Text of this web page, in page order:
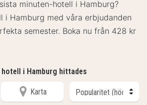
minuten-hotell i Hamburg?
i Hamburg med våra erbjudanden
semester. Boka nu från 428 kr
hotell i Hamburg hittades
Karta